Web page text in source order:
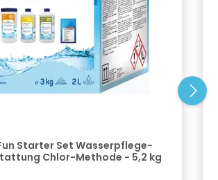
Starter Set Wasserpflege-
Chlor-Methode - 5,2 kg